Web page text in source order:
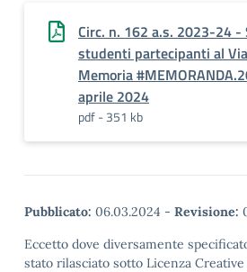
Circ. n. 162 a.s. 2023-24 -
studenti partecipanti al
Memoria
aprile 2024
pdf - 351 kb
Pubblicato: 06.03.2024 - Revisione:
Eccetto dove diversamente
stato rilasciato sotto Licenza